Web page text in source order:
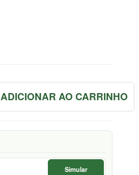
ADICIONAR AO CARRINHO
Simular